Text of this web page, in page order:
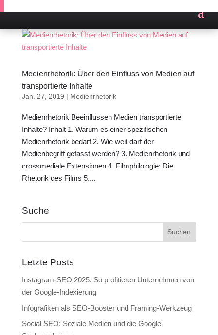
Medienrhetorik: Über den Einfluss von Medien auf
transportierte Inhalte
Jan. 27, 2019 | Medienrhetorik
Medienrhetorik Beeinflussen Medien transportierte
Inhalte? Inhalt 1. Warum es einer spezifischen
Medienrhetorik bedarf 2. Wie weit darf der
Medienbegriff gefasst werden? 3. Medienrhetorik und
crossmediale Extensionen 4. Filmphilologie: Die
Rhetorik des Films 5....
Suche
Letzte Posts
Instagram-SEO 2025: So profitieren Unternehmen von
der Google-Indexierung
Infografiken als SEO-Booster und Framing-Werkzeug
Social SEO: Soziale Medien und die Google-